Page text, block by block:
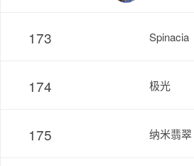
173 Spinacia
174 极光
175 纳米翡翠